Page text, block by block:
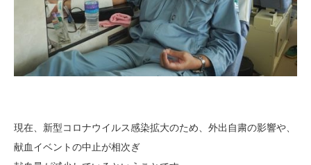
現在、新型コロナウイルス感染拡大のため、外出自粛の影響や、
献血イベントの中止が相次ぎ